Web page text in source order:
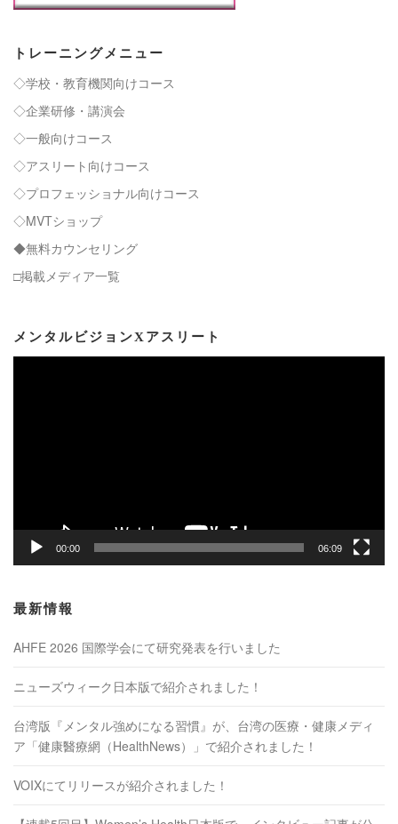
トレーニングメニュー
◇学校・教育機関向けコース
◇企業研修・講演会
◇一般向けコース
◇アスリート向けコース
◇プロフェッショナル向けコース
◇MVTショップ
◆無料カウンセリング
□掲載メディア一覧
メンタルビジョンXアスリート
00:00 06:09
最新情報
AHFE 2026 国際学会にて研究発表を行いました
ニューズウィーク日本版で紹介されました！
台湾版『メンタル強めになる習慣』が、台湾の医療・健康メディ
ア「健康醫療網（HealthNews）」で紹介されました！
VOIXにてリリースが紹介されました！